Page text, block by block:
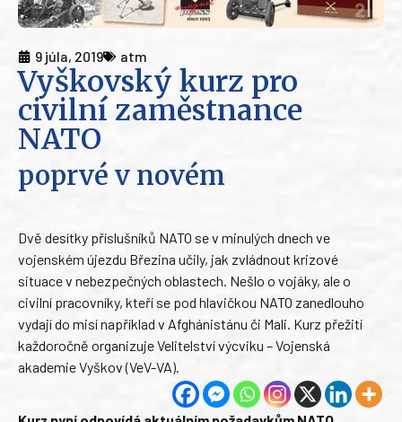
9 júla, 2019 atm
Vyškovský kurz pro
civilní zaměstnance
NATO
poprvé v novém
Dvě desítky příslušníků NATO se v minulých dnech ve
vojenském újezdu Březina učily, jak zvládnout krizové
situace v nebezpečných oblastech. Nešlo o vojáky, ale o
civilní pracovníky, kteří se pod hlavičkou NATO zanedlouho
vydají do misí například v Afghánistánu či Mali. Kurz přežití
každoročně organizuje Velitelství výcviku – Vojenská
akademie Vyškov (VeV-VA).